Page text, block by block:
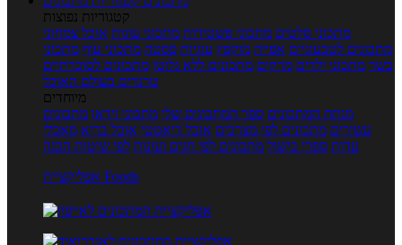
קטגוריות נפוצות
מתכוני סלטים מתכוני פשטידות מתכוני עוגות אוכל צמחוני
מתכונים לטבעוניים אפייה מוקפץ עוגיות פסטה מתכוני עוף מתכוני
בשר מתכוני ילדים מרקים מתכונים ללא גלוטן מתכונים לסוכרתיים
טרנדים בעולם האוכל
מיוחדים
מנתח המתכונים ספר המתכונים שלי מתכוני וידאו מתכונים
עשירים מתכונים לפי מצרכים אוכל דיאטטי אוכל בריא מאכלי
עדות ספרי בישול מתכונים לפי חגים ועונות לפי שיטות הכנה
אפליקציית Foods